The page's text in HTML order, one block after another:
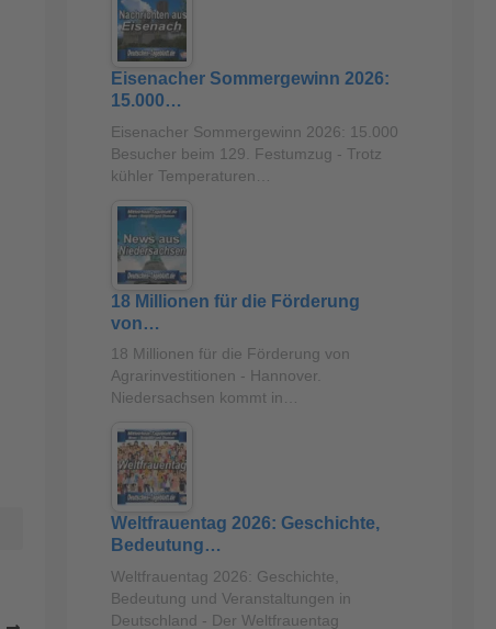
Eisenacher Sommergewinn 2026:
15.000…
Eisenacher Sommergewinn 2026: 15.000
Besucher beim 129. Festumzug - Trotz
kühler Temperaturen…
18 Millionen für die Förderung
von…
18 Millionen für die Förderung von
Agrarinvestitionen - Hannover.
Niedersachsen kommt in…
Weltfrauentag 2026: Geschichte,
Bedeutung…
Weltfrauentag 2026: Geschichte,
Bedeutung und Veranstaltungen in
Deutschland - Der Weltfrauentag